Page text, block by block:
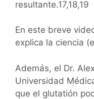
resultante.17,18,19
En este breve
explica la ciencia
Además, el Dr.
Universidad
que el glutatión